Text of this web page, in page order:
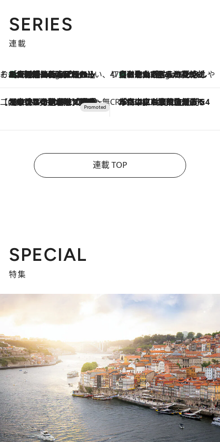
SERIES
連載
そおだよおこの関西おいしい、おやつ紀行
2 Hours Ago
［大阪府箕面市］一皿一皿目の前で仕上げられる、料理を巧みに組み込んだアシェットデセールコース「ミチル アシェット デセール（Michiru assiette dessert）」 47都道府県の手みやげ ひんやりスイーツで夏を満喫
2 Hours Ago
【和歌山県】この夏絶対食べたい 冷やしておいしいおやつ3選 みかんがごろっと丸ごと入ったジュレ
【CREA×星野リゾート】唯一無二。癒しと発見が待つ場所へ
2026.8.7
【トンボの足水浴】ヒノキの香りに包まれて涼感マックス！約13℃の湧水かけ流しを避暑地「星野温泉 トンボの湯」で体験 CREA'S CHOICE
2026.8.7
「立川にも歌舞伎があるんだよ」 片岡仁左衛門・市川中車ら豪華座組みで4年目の立川立飛歌舞伎へ
連載 TOP
SPECIAL
特集